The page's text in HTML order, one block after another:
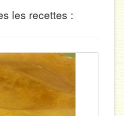
les recettes :